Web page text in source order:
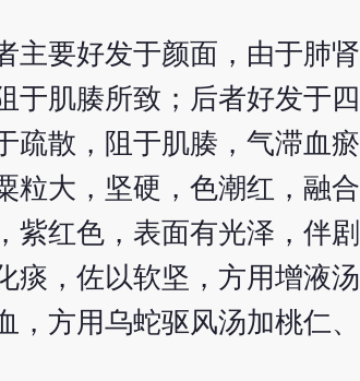
主要好发于颜面，由于肺肾
于肌腠所致；后者好发于四
疏散，阻于肌腠，气滞血瘀
粒大，坚硬，色潮红，融合
紫红色，表面有光泽，伴剧
痰，佐以软坚，方用增液汤
方用乌蛇驱风汤加桃仁、